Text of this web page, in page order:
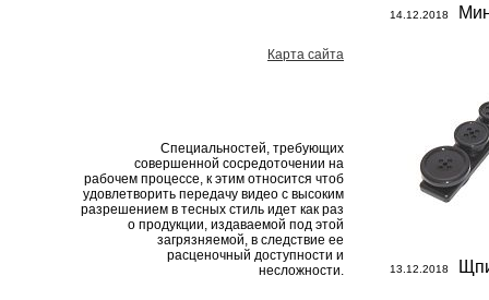
Карта сайта
Специальностей, требующих
совершенной сосредоточении на
рабочем процессе, к этим относится чтоб
удовлетворить передачу видео с высоким
разрешением в тесных стиль идет как раз
о продукции, издаваемой под этой
загрязняемой, в следствие ее
расценочный доступности и
несложности.
14.12.2018
13.12.2018